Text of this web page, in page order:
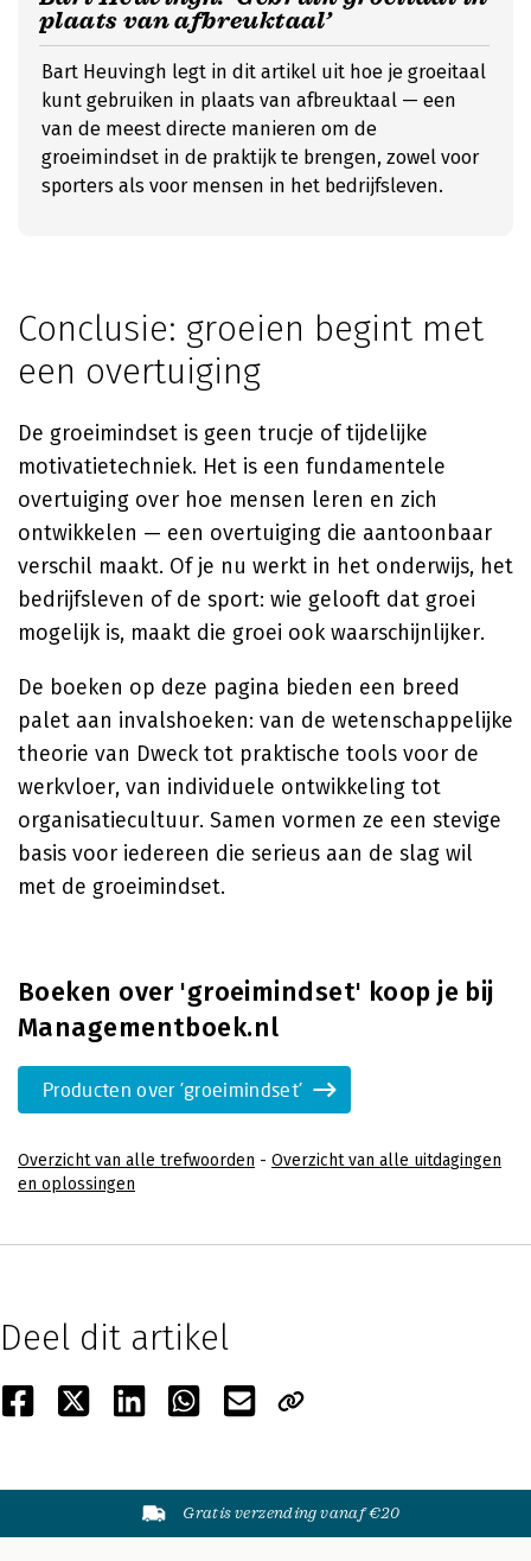
plaats van afbreuktaal’
Bart Heuvingh legt in dit artikel uit hoe je groeitaal
kunt gebruiken in plaats van afbreuktaal — een
van de meest directe manieren om de
groeimindset in de praktijk te brengen, zowel voor
sporters als voor mensen in het bedrijfsleven.
Conclusie: groeien begint met
een overtuiging
De groeimindset is geen trucje of tijdelijke
motivatietechniek. Het is een fundamentele
overtuiging over hoe mensen leren en zich
ontwikkelen — een overtuiging die aantoonbaar
verschil maakt. Of je nu werkt in het onderwijs, het
bedrijfsleven of de sport: wie gelooft dat groei
mogelijk is, maakt die groei ook waarschijnlijker.
De boeken op deze pagina bieden een breed
palet aan invalshoeken: van de wetenschappelijke
theorie van Dweck tot praktische tools voor de
werkvloer, van individuele ontwikkeling tot
organisatiecultuur. Samen vormen ze een stevige
basis voor iedereen die serieus aan de slag wil
met de groeimindset.
Boeken over 'groeimindset' koop je bij
Managementboek.nl
Producten over 'groeimindset'
Overzicht van alle trefwoorden - Overzicht van alle uitdagingen
en oplossingen
Deel dit artikel
Gratis verzending vanaf €20